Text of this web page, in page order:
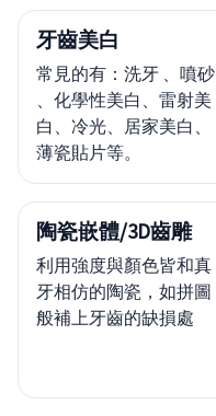
牙齒美白
常見的有：洗牙 、噴砂
、化學性美白、雷射美
白、冷光、居家美白、
薄瓷貼片等。
陶瓷嵌體/3D齒雕
利用強度與顏色皆和真
牙相仿的陶瓷，如拼圖
般補上牙齒的缺損處